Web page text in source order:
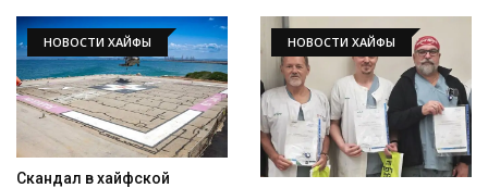
НОВОСТИ ХАЙФЫ
Скандал в хайфской
НОВОСТИ ХАЙФЫ